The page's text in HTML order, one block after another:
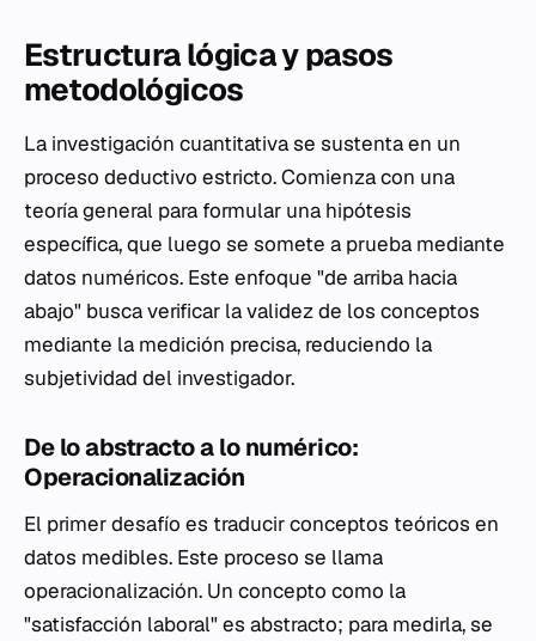
Estructura lógica y pasos
metodológicos
La investigación cuantitativa se sustenta en un
proceso deductivo estricto. Comienza con una
teoría general para formular una hipótesis
específica, que luego se somete a prueba mediante
datos numéricos. Este enfoque "de arriba hacia
abajo" busca verificar la validez de los conceptos
mediante la medición precisa, reduciendo la
subjetividad del investigador.
De lo abstracto a lo numérico:
Operacionalización
El primer desafío es traducir conceptos teóricos en
datos medibles. Este proceso se llama
operacionalización. Un concepto como la
"satisfacción laboral" es abstracto; para medirla, se